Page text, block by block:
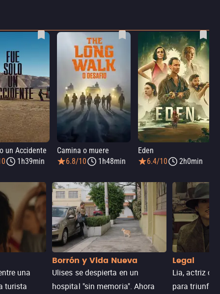
un Accidente
1h39min
Camina o muere
6.8/10
1h48min
Eden
6.4/10
2h0min
una
turista
Borrón y Vida Nueva
Ulises se despierta en un
hospital "sin memoria". Ahora
Legal
Lia, actriz
para triunfar